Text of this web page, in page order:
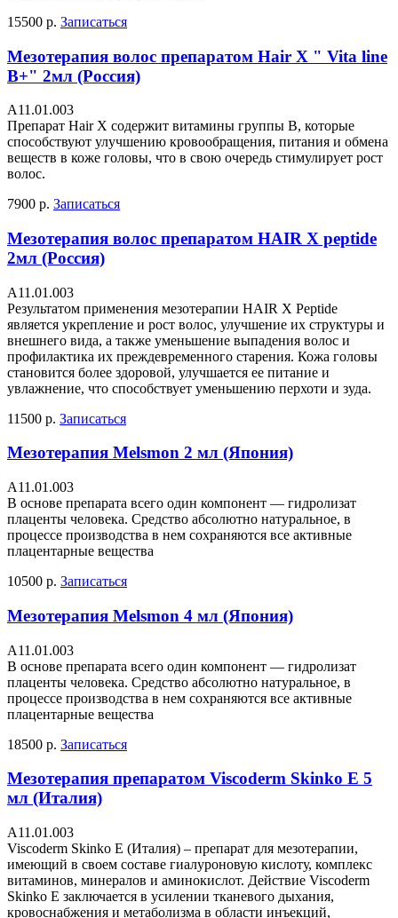
15500 р. Записаться
Мезотерапия волос препаратом Hair X " Vita line
B+" 2мл (Россия)
А11.01.003
Препарат Hair X содержит витамины группы В, которые
способствуют улучшению кровообращения, питания и обмена
веществ в коже головы, что в свою очередь стимулирует рост
волос.
7900 р. Записаться
Мезотерапия волос препаратом HAIR X peptide
2мл (Россия)
А11.01.003
Результатом применения мезотерапии HAIR X Peptide
является укрепление и рост волос, улучшение их структуры и
внешнего вида, а также уменьшение выпадения волос и
профилактика их преждевременного старения. Кожа головы
становится более здоровой, улучшается ее питание и
увлажнение, что способствует уменьшению перхоти и зуда.
11500 р. Записаться
Мезотерапия Melsmon 2 мл (Япония)
А11.01.003
В основе препарата всего один компонент — гидролизат
плаценты человека. Средство абсолютно натуральное, в
процессе производства в нем сохраняются все активные
плацентарные вещества
10500 р. Записаться
Мезотерапия Melsmon 4 мл (Япония)
А11.01.003
В основе препарата всего один компонент — гидролизат
плаценты человека. Средство абсолютно натуральное, в
процессе производства в нем сохраняются все активные
плацентарные вещества
18500 р. Записаться
Мезотерапия препаратом Viscoderm Skinko E 5
мл (Италия)
А11.01.003
Viscoderm Skinko Е (Италия) – препарат для мезотерапии,
имеющий в своем составе гиалуроновую кислоту, комплекс
витаминов, минералов и аминокислот. Действие Viscoderm
Skinko Е заключается в усилении тканевого дыхания,
кровоснабжения и метаболизма в области инъекций,